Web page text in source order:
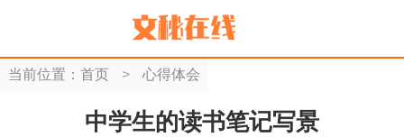
当前位置： 首页 > 心得体会
中学生的读书笔记写景